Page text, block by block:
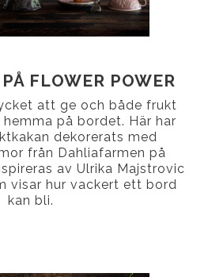
FLOWER POWER
att ge och både frukt
på bordet. Här har
dekorerats med
från Dahliafarmen på
av Ulrika Majstrovic
visar hur vackert ett bord
kan bli.